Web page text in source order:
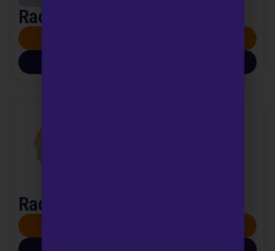
Raccolta liquido seminale
Raccolta urine 24 ore